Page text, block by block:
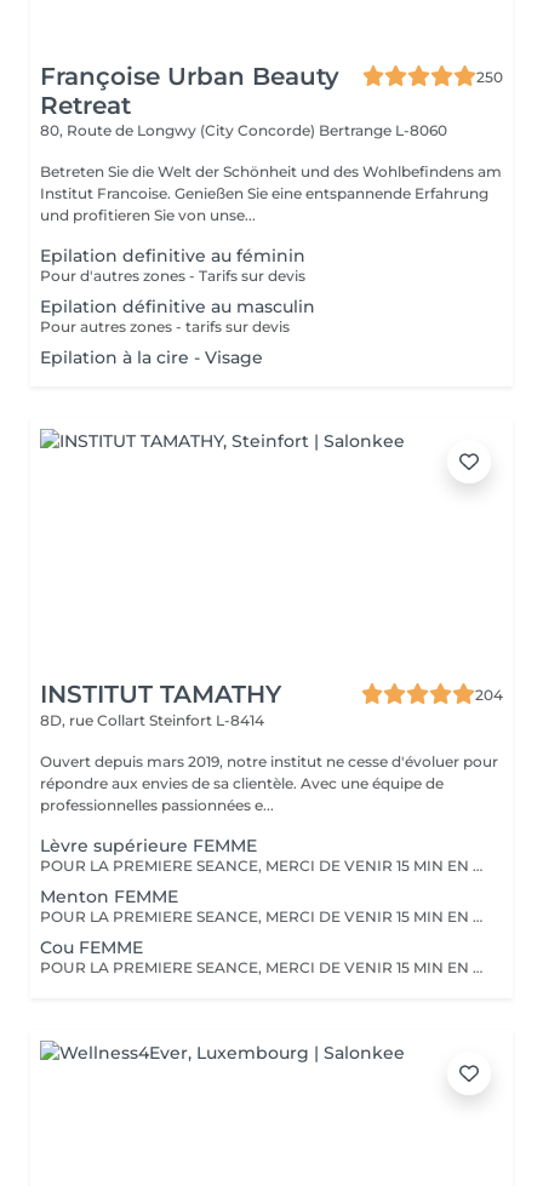
Françoise Urban Beauty
Retreat
250
80, Route de Longwy (City Concorde) Bertrange L-8060
Betreten Sie die Welt der Schönheit und des Wohlbefindens am
Institut Francoise. Genießen Sie eine entspannende Erfahrung
und profitieren Sie von unse...
Epilation definitive au féminin
Pour d'autres zones - Tarifs sur devis
Epilation définitive au masculin
Pour autres zones - tarifs sur devis
Epilation à la cire - Visage
INSTITUT TAMATHY
204
8D, rue Collart Steinfort L-8414
Ouvert depuis mars 2019, notre institut ne cesse d'évoluer pour
répondre aux envies de sa clientèle. Avec une équipe de
professionnelles passionnées e...
Lèvre supérieure FEMME
POUR LA PREMIERE SEANCE, MERCI DE VENIR 15 MIN EN AVANCE. Vous devez raser la zone à traiter 48 heures avant le rendez-vous. Merci de ne pas appliquer de crème, et pas de déodorant sur la zone le jour même.
Menton FEMME
POUR LA PREMIERE SEANCE, MERCI DE VENIR 15 MIN EN AVANCE. Vous devez raser la zone à traiter 48 heures avant le rendez-vous. Merci de ne pas appliquer de crème, et pas de déodorant sur la zone le jour même.
Cou FEMME
POUR LA PREMIERE SEANCE, MERCI DE VENIR 15 MIN EN AVANCE. Vous devez raser la zone à traiter 48 heures avant le rendez-vous. Merci de ne pas appliquer de crème, et pas de déodorant sur la zone le jour même.